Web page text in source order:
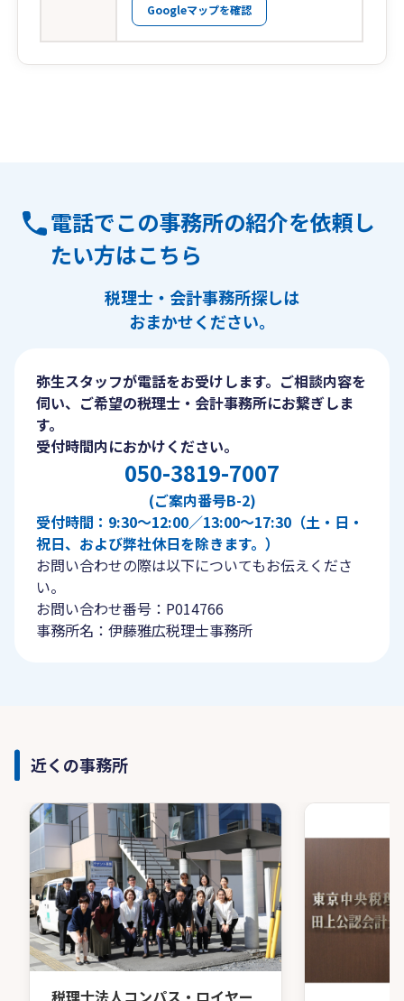
Googleマップを確認
電話でこの事務所の紹介を依頼し
たい方はこちら
税理士・会計事務所探しは
おまかせください。
弥生スタッフが電話をお受けします。ご相談内容を
伺い、ご希望の税理士・会計事務所にお繋ぎしま
す。
受付時間内におかけください。
050-3819-7007
(ご案内番号B-2)
受付時間：9:30〜12:00／13:00〜17:30（土・日・
祝日、および弊社休日を除きます。）
お問い合わせの際は以下についてもお伝えくださ
い。
お問い合わせ番号：P014766
事務所名：伊藤雅広税理士事務所
近くの事務所
税理士法人コンパス・ロイヤー